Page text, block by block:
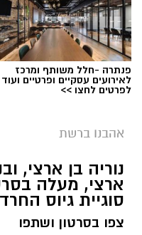
פנתרה -חלל משותף ומרכז
לאירועים עסקיים ופרטיים ועוד
לפרטים לחצו >>
אהבנו ברשת
נוריה בן ארצי,
ארצי, מעלה
סוגיית גיוס
צפו בסרטון ושתפו